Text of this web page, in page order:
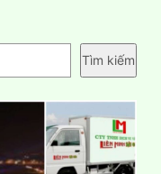
Tìm kiếm